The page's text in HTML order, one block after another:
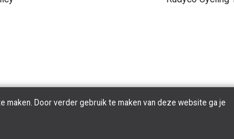
maken. Door verder gebruik te maken van deze website ga je